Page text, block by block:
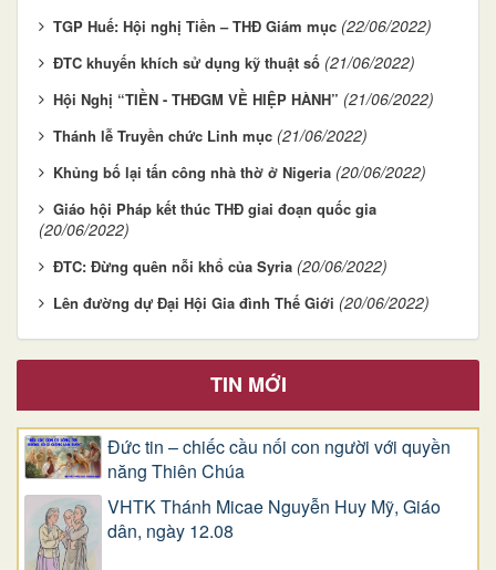
TGP Huế: Hội nghị Tiền – THĐ Giám mục (22/06/2022)
ĐTC khuyến khích sử dụng kỹ thuật số (21/06/2022)
Hội Nghị “TIỀN - THĐGM VỀ HIỆP HÀNH” (21/06/2022)
Thánh lễ Truyền chức Linh mục (21/06/2022)
Khủng bố lại tấn công nhà thờ ở Nigeria (20/06/2022)
Giáo hội Pháp kết thúc THĐ giai đoạn quốc gia
(20/06/2022)
ĐTC: Đừng quên nỗi khổ của Syria (20/06/2022)
Lên đường dự Đại Hội Gia đình Thế Giới (20/06/2022)
TIN MỚI
Đức tin – chiếc cầu nối con người với quyền
năng Thiên Chúa
VHTK Thánh Micae Nguyễn Huy Mỹ, Giáo
dân, ngày 12.08